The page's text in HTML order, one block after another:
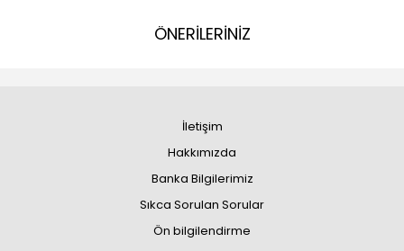
ÖNERİLERİNİZ
İletişim
Hakkımızda
Banka Bilgilerimiz
Sıkca Sorulan Sorular
Ön bilgilendirme